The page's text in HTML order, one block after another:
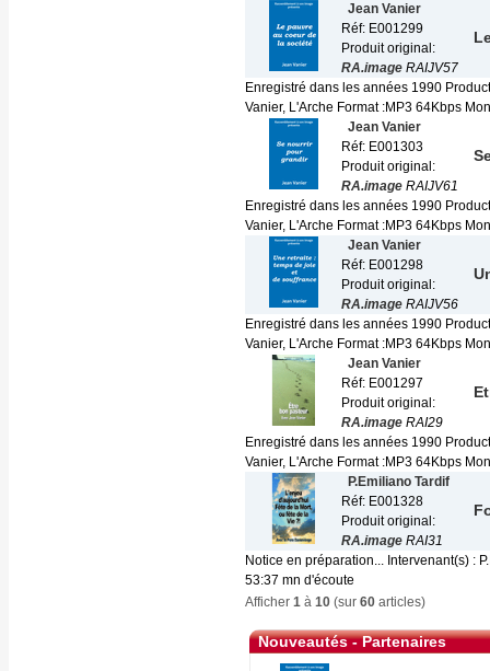
Jean Vanier
Réf: E001299
Produit original:
RA.image RAIJV57
Enregistré dans les années 1990
Vanier, L'Arche Format :MP3 64Kbps
Jean Vanier
Réf: E001303
Produit original:
RA.image RAIJV61
Enregistré dans les années 1990
Vanier, L'Arche Format :MP3 64Kbps
Jean Vanier
Réf: E001298
Produit original:
RA.image RAIJV56
Enregistré dans les années 1990
Vanier, L'Arche Format :MP3 64Kbps
Jean Vanier
Réf: E001297
Produit original:
RA.image RAI29
Enregistré dans les années 1990
Vanier, L'Arche Format :MP3 64Kbps
P.Emiliano Tardif
Réf: E001328
Produit original:
RA.image RAI31
Notice en préparation... Intervenant(s) :
53:37 mn d'écoute
Afficher 1 à 10 (sur 60 articles)
Nouveautés - Partenaires